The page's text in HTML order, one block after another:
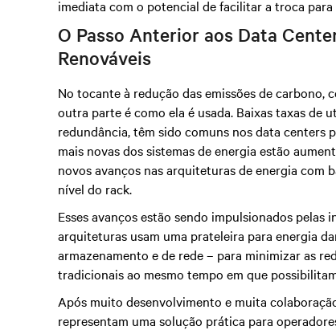
imediata com o potencial de facilitar a troca para
O Passo Anterior aos Data
Renováveis
No tocante à redução das emissões de carbono,
outra parte é como ela é usada. Baixas taxas de
redundância, têm sido comuns nos data
mais novas dos sistemas de energia estão
novos avanços nas arquiteturas de energia com
nível do rack.
Esses avanços estão sendo impulsionados pelas
arquiteturas usam uma prateleira para energia
armazenamento e de rede – para minimizar as
tradicionais ao mesmo tempo em que
Após muito desenvolvimento e muita
representam uma solução prática para